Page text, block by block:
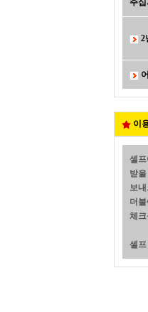
주
2
이
셀
받
보
더
체
셀